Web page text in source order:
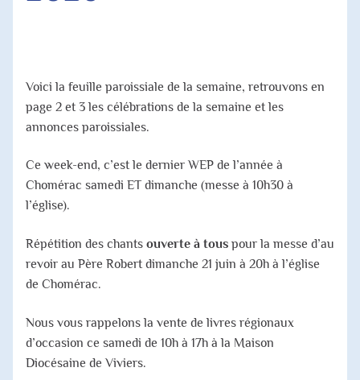
Voici la feuille paroissiale de la semaine, retrouvons en
page 2 et 3 les célébrations de la semaine et les
annonces paroissiales.
Ce week-end, c’est le dernier WEP de l’année à
Chomérac samedi ET dimanche (messe à 10h30 à
l’église).
Répétition des chants ouverte à tous pour la messe d’au
revoir au Père Robert dimanche 21 juin à 20h à l’église
de Chomérac.
Nous vous rappelons la vente de livres régionaux
d’occasion ce samedi de 10h à 17h à la Maison
Diocésaine de Viviers.